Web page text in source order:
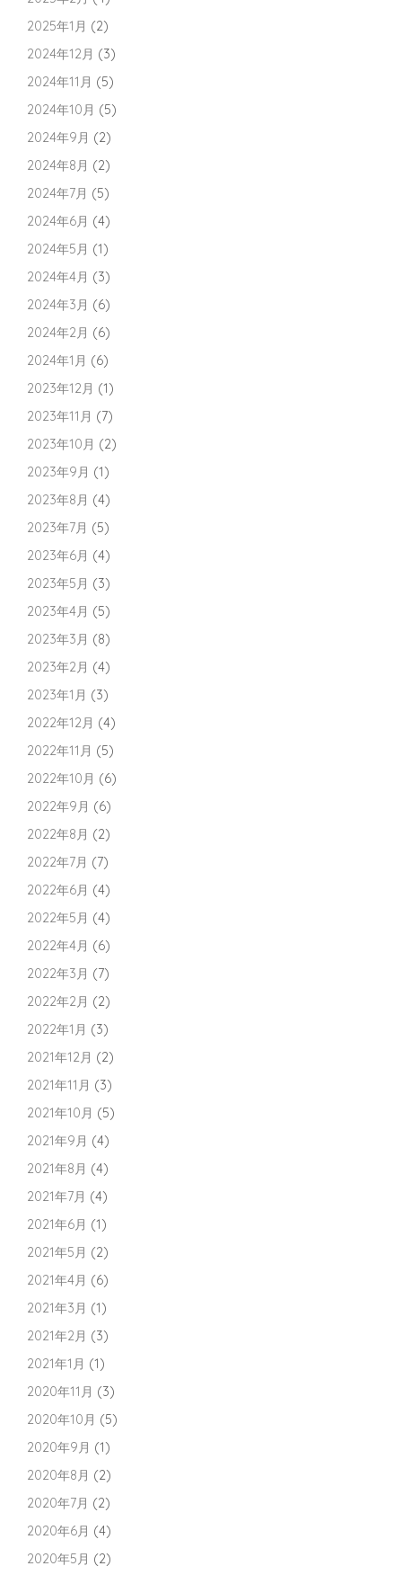
2025年1月 (2)
2024年12月 (3)
2024年11月 (5)
2024年10月 (5)
2024年9月 (2)
2024年8月 (2)
2024年7月 (5)
2024年6月 (4)
2024年5月 (1)
2024年4月 (3)
2024年3月 (6)
2024年2月 (6)
2024年1月 (6)
2023年12月 (1)
2023年11月 (7)
2023年10月 (2)
2023年9月 (1)
2023年8月 (4)
2023年7月 (5)
2023年6月 (4)
2023年5月 (3)
2023年4月 (5)
2023年3月 (8)
2023年2月 (4)
2023年1月 (3)
2022年12月 (4)
2022年11月 (5)
2022年10月 (6)
2022年9月 (6)
2022年8月 (2)
2022年7月 (7)
2022年6月 (4)
2022年5月 (4)
2022年4月 (6)
2022年3月 (7)
2022年2月 (2)
2022年1月 (3)
2021年12月 (2)
2021年11月 (3)
2021年10月 (5)
2021年9月 (4)
2021年8月 (4)
2021年7月 (4)
2021年6月 (1)
2021年5月 (2)
2021年4月 (6)
2021年3月 (1)
2021年2月 (3)
2021年1月 (1)
2020年11月 (3)
2020年10月 (5)
2020年9月 (1)
2020年8月 (2)
2020年7月 (2)
2020年6月 (4)
2020年5月 (2)